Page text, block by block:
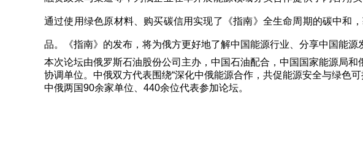
通过使用绿色原材料、购买碳信用实现了《指南》全生命周期的碳中和
品。《指南》的发布，将为俄方更好地了解中国能源行业、分享中国能源
本次论坛由俄罗斯石油股份公司主办，中国石油配合，中国国家能源局
协调单位。中俄双方代表围绕“深化中俄能源合作，共促能源安全与绿色可
中俄两国90余家单位、440余位代表参加论坛。